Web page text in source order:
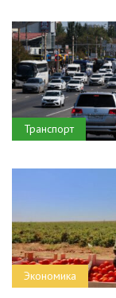
Транспорт
Экономика